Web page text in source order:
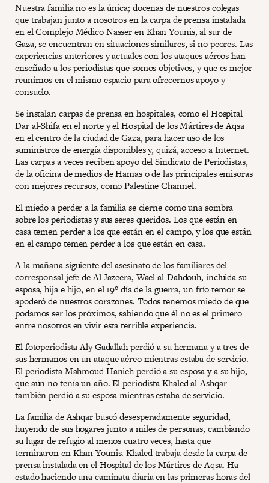
Nuestra familia no es la única; docenas de nuestros colegas
que trabajan junto a nosotros en la carpa de prensa instalada
en el Complejo Médico Nasser en Khan Younis, al sur de
Gaza, se encuentran en situaciones similares, si no peores. Las
experiencias anteriores y actuales con los ataques aéreos han
enseñado a los periodistas que somos objetivos, y que es mejor
reunirnos en el mismo espacio para ofrecernos apoyo y
consuelo.
Se instalan carpas de prensa en hospitales, como el Hospital
Dar al-Shifa en el norte y el Hospital de los Mártires de Aqsa
en el centro de la ciudad de Gaza, para hacer uso de los
suministros de energía disponibles y, quizá, acceso a Internet.
Las carpas a veces reciben apoyo del Sindicato de Periodistas,
de la oficina de medios de Hamas o de las principales emisoras
con mejores recursos, como Palestine Channel.
El miedo a perder a la familia se cierne como una sombra
sobre los periodistas y sus seres queridos. Los que están en
casa temen perder a los que están en el campo, y los que están
en el campo temen perder a los que están en casa.
A la mañana siguiente del asesinato de los familiares del
corresponsal jefe de Al Jazeera, Wael al-Dahdouh, incluida su
esposa, hija e hijo, en el 19º día de la guerra, un frío temor se
apoderó de nuestros corazones. Todos tenemos miedo de que
podamos ser los próximos, sabiendo que él no es el primero
entre nosotros en vivir esta terrible experiencia.
El fotoperiodista Aly Gadallah perdió a su hermana y a tres de
sus hermanos en un ataque aéreo mientras estaba de servicio.
El periodista Mahmoud Hanieh perdió a su esposa y a su hijo,
que aún no tenía un año. El periodista Khaled al-Ashqar
también perdió a su esposa mientras estaba de servicio.
La familia de Ashqar buscó desesperadamente seguridad,
huyendo de sus hogares junto a miles de personas, cambiando
su lugar de refugio al menos cuatro veces, hasta que
terminaron en Khan Younis. Khaled trabaja desde la carpa de
prensa instalada en el Hospital de los Mártires de Aqsa. Ha
estado haciendo una caminata diaria en las primeras horas del